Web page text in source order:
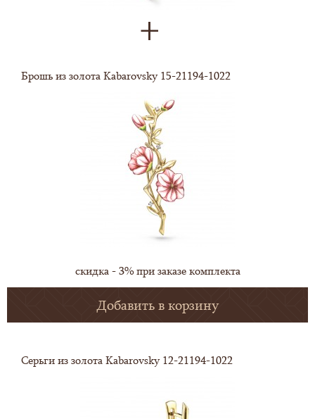
Брошь из золота Kabarovsky 15-21194-1022
скидка - 3% при заказе комплекта
Добавить в корзину
Серьги из золота Kabarovsky 12-21194-1022